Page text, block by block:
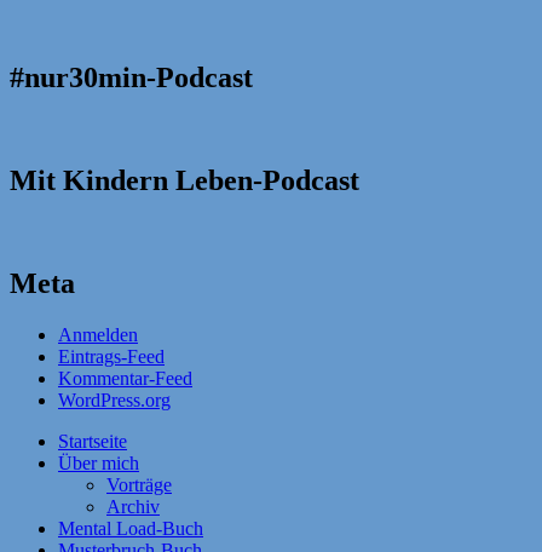
#nur30min-Podcast
Mit Kindern Leben-Podcast
Meta
Anmelden
Eintrags-Feed
Kommentar-Feed
WordPress.org
Startseite
Über mich
Vorträge
Archiv
Mental Load-Buch